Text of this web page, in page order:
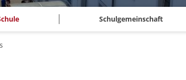
Schulgemeinschaft